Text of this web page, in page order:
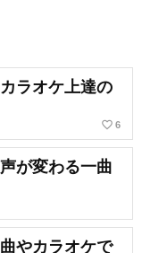
ラオケ上達の
favorite_border 6
が変わる一曲
やカラオケで